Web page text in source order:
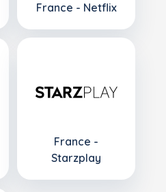
France - Netflix
France -
Starzplay